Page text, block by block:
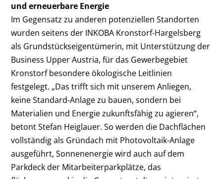
und erneuerbare Energie
Im Gegensatz zu anderen potenziellen Standorten
wurden seitens der INKOBA Kronstorf-Hargelsberg
als Grundstückseigentümerin, mit Unterstützung der
Business Upper Austria, für das Gewerbegebiet
Kronstorf besondere ökologische Leitlinien
festgelegt. „Das trifft sich mit unserem Anliegen,
keine Standard-Anlage zu bauen, sondern bei
Materialien und Energie zukunftsfähig zu agieren“,
betont Stefan Heiglauer. So werden die Dachflächen
vollständig als Gründach mit Photovoltaik-Anlage
ausgeführt, Sonnenenergie wird auch auf dem
Parkdeck der Mitarbeiterparkplätze, das